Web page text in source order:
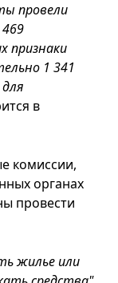
провели
признаки
1 341
в
комиссии,
органах
провести
жилье или